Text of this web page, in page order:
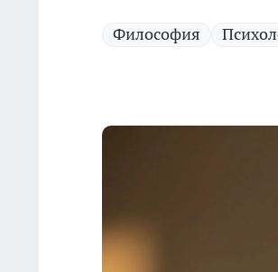
Философия